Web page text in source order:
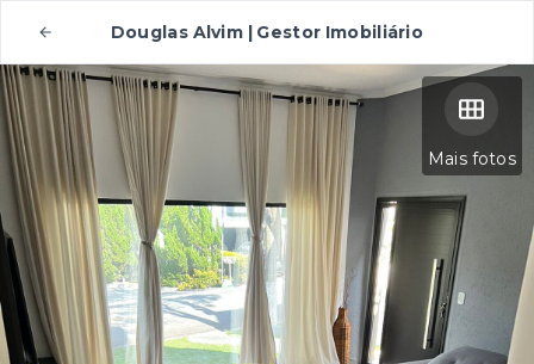
Douglas Alvim | Gestor Imobiliário
Mais fotos